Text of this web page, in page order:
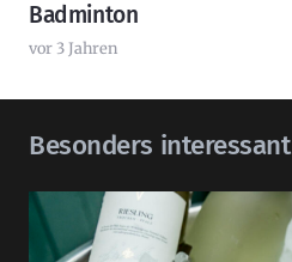
Badminton
vor 3 Jahren
Besonders interessant